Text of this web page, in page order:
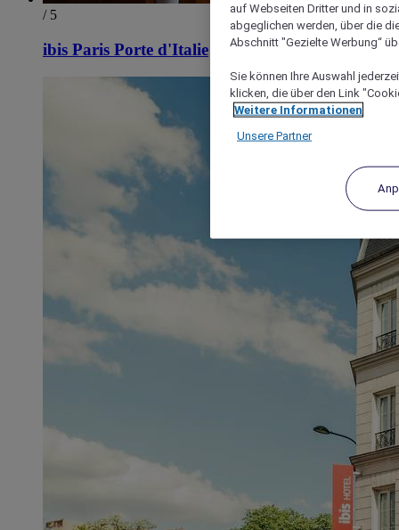
/ 5
ibis Paris Porte d'Italie
auf Webseiten Dritter und in
abgeglichen werden, über die
Abschnitt "Gezielte Werbung“
Sie können Ihre Auswahl
klicken, die über den Link
Weitere Informationen
Unsere Partner